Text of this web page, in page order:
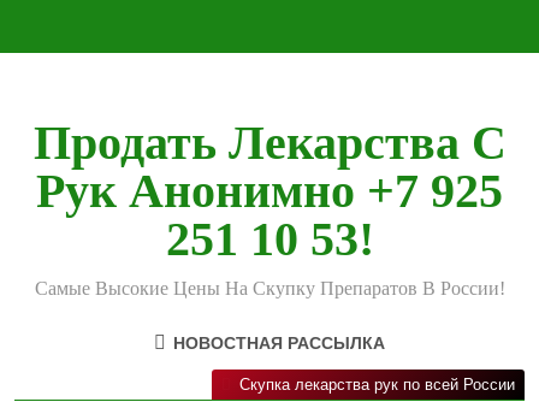
Продать Лекарства С
Рук Анонимно +7 925
251 10 53!
Самые Высокие Цены На Скупку Препаратов В России!
НОВОСТНАЯ РАССЫЛКА
Скупка лекарства рук по всей России